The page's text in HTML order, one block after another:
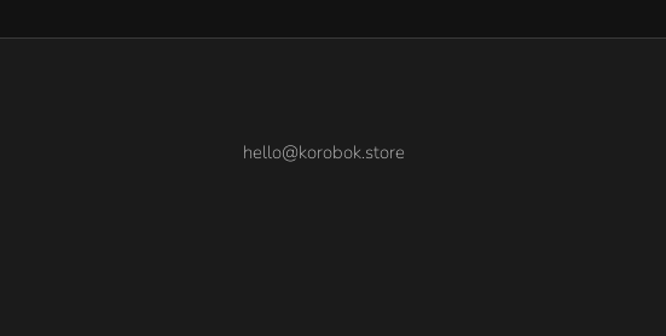
hello@korobok.store